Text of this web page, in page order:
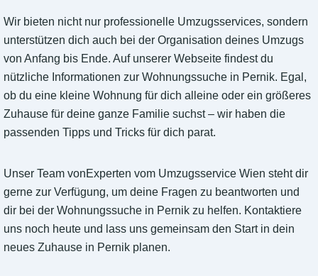
Wir bieten nicht nur professionelle Umzugsservices, sondern
unterstützen dich auch bei der Organisation deines Umzugs
von Anfang bis Ende. Auf unserer Webseite findest du
nützliche Informationen zur Wohnungssuche in Pernik. Egal,
ob du eine kleine Wohnung für dich alleine oder ein größeres
Zuhause für deine ganze Familie suchst – wir haben die
passenden Tipps und Tricks für dich parat.
Unser Team vonExperten vom Umzugsservice Wien steht dir
gerne zur Verfügung, um deine Fragen zu beantworten und
dir bei der Wohnungssuche in Pernik zu helfen. Kontaktiere
uns noch heute und lass uns gemeinsam den Start in dein
neues Zuhause in Pernik planen.